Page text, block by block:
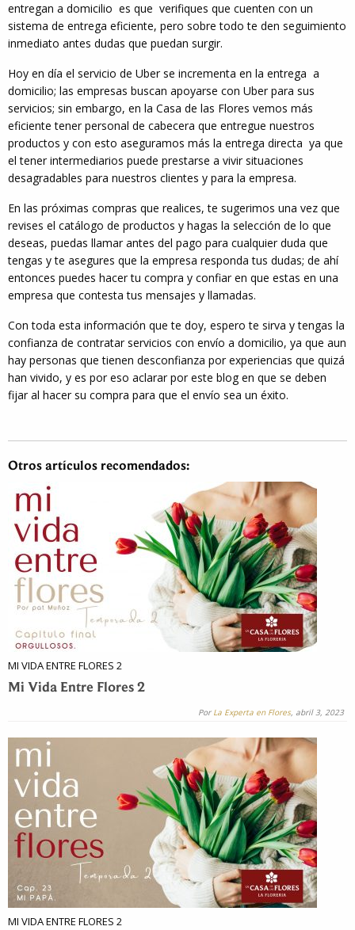
entregan a domicilio es que verifiques que cuenten con un
sistema de entrega eficiente, pero sobre todo te den seguimiento
inmediato antes dudas que puedan surgir.
Hoy en día el servicio de Uber se incrementa en la entrega a
domicilio; las empresas buscan apoyarse con Uber para sus
servicios; sin embargo, en la Casa de las Flores vemos más
eficiente tener personal de cabecera que entregue nuestros
productos y con esto aseguramos más la entrega directa ya que
el tener intermediarios puede prestarse a vivir situaciones
desagradables para nuestros clientes y para la empresa.
En las próximas compras que realices, te sugerimos una vez que
revises el catálogo de productos y hagas la selección de lo que
deseas, puedas llamar antes del pago para cualquier duda que
tengas y te asegures que la empresa responda tus dudas; de ahí
entonces puedes hacer tu compra y confiar en que estas en una
empresa que contesta tus mensajes y llamadas.
Con toda esta información que te doy, espero te sirva y tengas la
confianza de contratar servicios con envío a domicilio, ya que aun
hay personas que tienen desconfianza por experiencias que quizá
han vivido, y es por eso aclarar por este blog en que se deben
fijar al hacer su compra para que el envío sea un éxito.
Otros artículos recomendados:
MI VIDA ENTRE FLORES 2
Mi Vida Entre Flores 2
Por La Experta en Flores, abril 3, 2023
MI VIDA ENTRE FLORES 2